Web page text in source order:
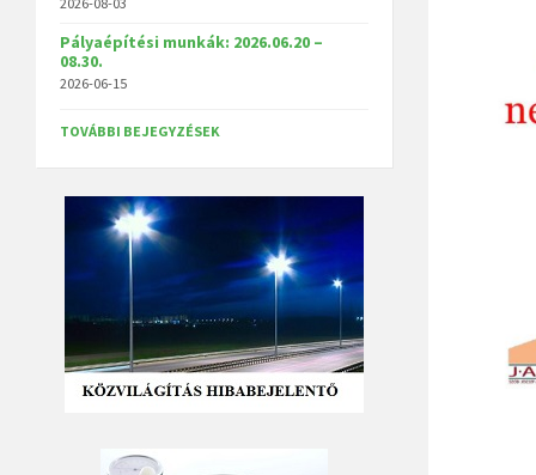
Pályaépítési munkák: 2026.06.20 –
08.30.
2026-06-15
TOVÁBBI BEJEGYZÉSEK